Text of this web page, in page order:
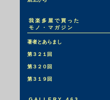
我楽多屋で買った
モノ・マガジン
著者とあらまし
第３２１回
第３２０回
第３１９回